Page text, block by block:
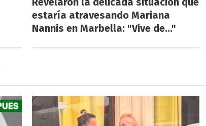
estaría atravesando Mariana
Nannis en Marbella: "Vive de..."